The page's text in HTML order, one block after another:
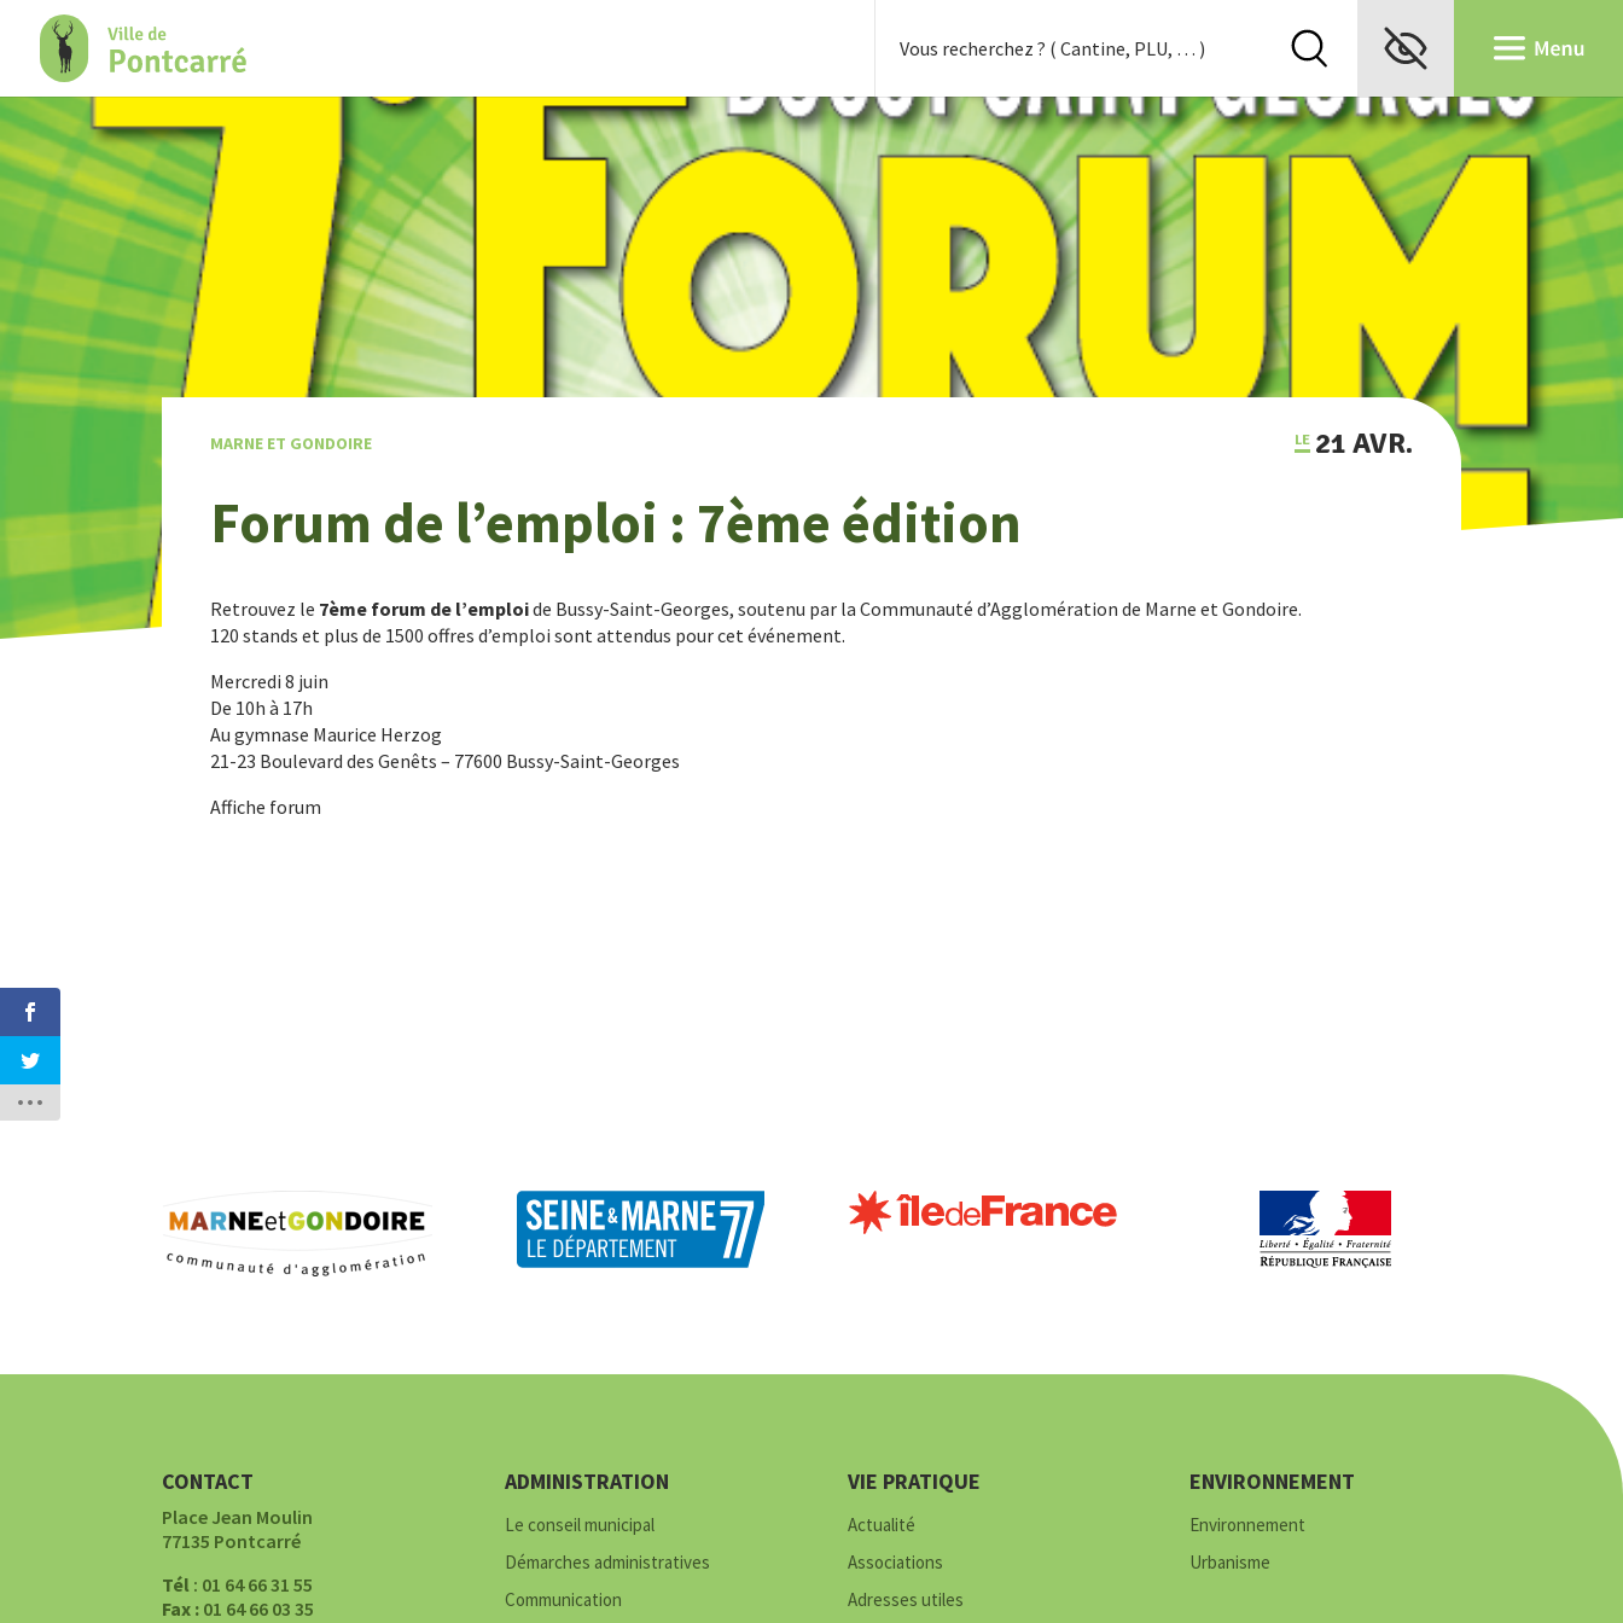
Confort +
MARNE ET GONDOIRE 21 AVR.
Forum de l’emploi : 7ème édition
Retrouvez le 7ème forum de l’emploide Bussy-Saint-Georges, soutenu par la Communauté d’Agglomération de Marne et Gondoire.
120 stands et plus de 1500 offres d’emploi sont attendus pour cet événement.
Mercredi 8 juin
De 10h à 17h
Au gymnase Maurice Herzog
21-23 Boulevard des Genêts – 77600 Bussy-Saint-Georges
Affiche forum
CONTACT
Place Jean Moulin
77135 Pontcarré
Tél : 01 64 66 31 55
Fax : 01 64 66 03 35
ADMINISTRATION
Le conseil municipal
Démarches administratives
Communication
VIE PRATIQUE
Actualité
Associations
Adresses utiles
ENVIRONNEMENT
Environnement
Urbanisme